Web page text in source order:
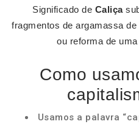
Significado de Caliça
fragmentos de argamassa
ou reforma de
Como
Usamos a palavra